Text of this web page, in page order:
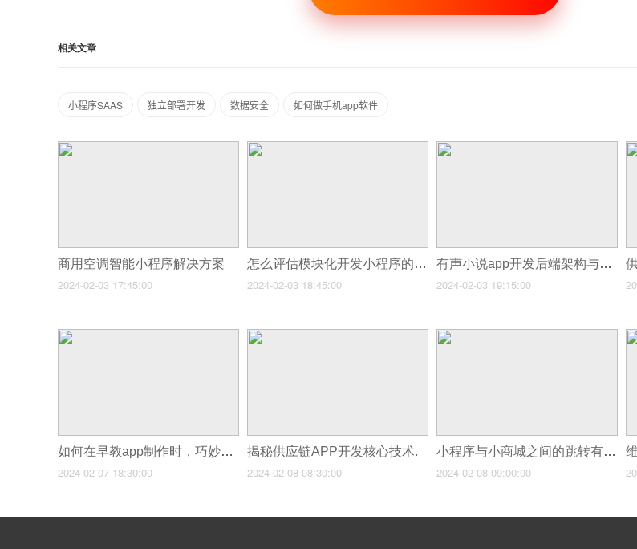
相关文章
小程序SAAS 独立部署开发 数据安全 如何做手机app软件
商用空调智能小程序解决方案
2024-02-03 17:45:00
怎么评估模块化开发小程序的质量和性能？
2024-02-03 18:45:00
有声小说app开发后端架构与服务器部署
2024-02-03 19:15:00
如何在早教app制作时，巧妙融入那份温馨的亲子互动元素
2024-02-07 18:30:00
揭秘供应链APP开发核心技术.
2024-02-08 08:30:00
小程序与小商城之间的跳转有何优势？
2024-02-08 09:00:00